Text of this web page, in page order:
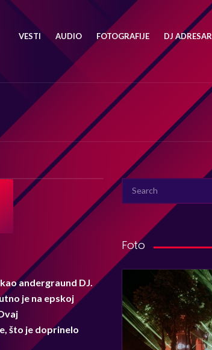
VESTI AUDIO FOTOGRAFIJE DJ ADRESAR
andergraund DJ.
je na epskoj
što je doprinelo
SEARCH
FOR:
Foto